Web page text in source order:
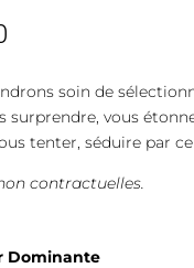
soin de
surprendre, vous
tenter, séduire par
contractuelles.
Dominante